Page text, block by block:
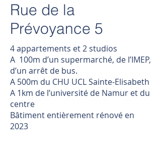
Rue de la
Prévoyance 5
4 appartements et 2 studios
A 100m d’un supermarché, de l’IMEP,
d’un arrêt de bus.
A 500m du CHU UCL Sainte-Elisabeth
A 1km de l’université de Namur et du
centre
Bâtiment entièrement rénové en
2023